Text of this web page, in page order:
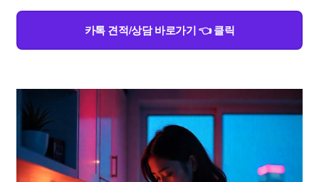
카톡 견적/상담 바로가기 👈 클릭